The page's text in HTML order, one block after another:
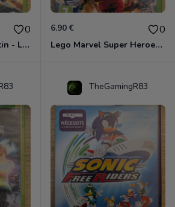
0
Le Aventures De Tintin - Le Secret De La Licorne Xbox 360
6.90 € 0
Lego Marvel Super Heroes Xbox 360
TheGamingR83